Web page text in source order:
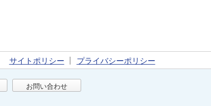
サイトポリシー プライバシーポリシー
お問い合わせ